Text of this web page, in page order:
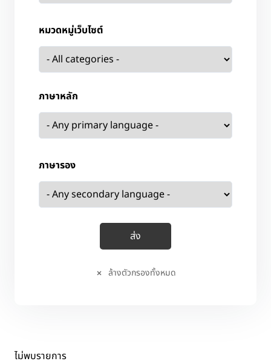
หมวดหมู่เว็บไซต์
ภาษาหลัก
ภาษารอง
ล้างตัวกรองทั้งหมด
ไม่พบรายการ